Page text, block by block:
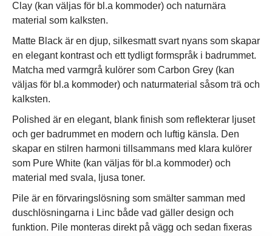
Clay (kan väljas för bl.a kommoder) och naturnära
material som kalksten.
Matte Black är en djup, silkesmatt svart nyans som skapar
en elegant kontrast och ett tydligt formspråk i badrummet.
Matcha med varmgrå kulörer som Carbon Grey (kan
väljas för bl.a kommoder) och naturmaterial såsom trä och
kalksten.
Polished är en elegant, blank finish som reflekterar ljuset
och ger badrummet en modern och luftig känsla. Den
skapar en stilren harmoni tillsammans med klara kulörer
som Pure White (kan väljas för bl.a kommoder) och
material med svala, ljusa toner.
Pile är en förvaringslösning som smälter samman med
duschlösningarna i Linc både vad gäller design och
funktion. Pile monteras direkt på vägg och sedan fixeras